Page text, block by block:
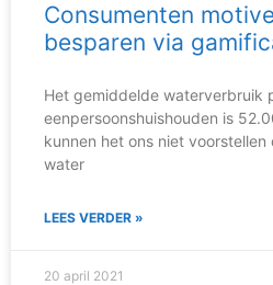
Consumenten
besparen via
Het gemiddelde waterverbruik
eenpersoonshuishouden is
kunnen het ons niet
water
LEES VERDER »
20 april 2021